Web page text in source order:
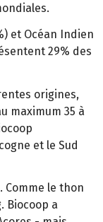
et Océan Indien
29% des
origines,
maximum 35 à
et le Sud
le thon
Biocoop a